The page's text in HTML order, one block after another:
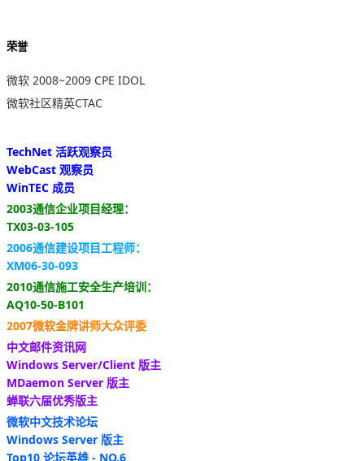
荣誉
微软 2008~2009 CPE IDOL
微软社区精英CTAC
TechNet 活跃观察员
WebCast 观察员
WinTEC 成员
2003通信企业项目经理：
TX03-03-105
2006通信建设项目工程师：
XM06-30-093
2010通信施工安全生产培训：
AQ10-50-B101
2007微软金牌讲师大众评委
中文邮件资讯网
Windows Server/Client 版主
MDaemon Server 版主
蝉联六届优秀版主
微软中文技术论坛
Windows Server 版主
Top10 论坛英雄 - NO.6